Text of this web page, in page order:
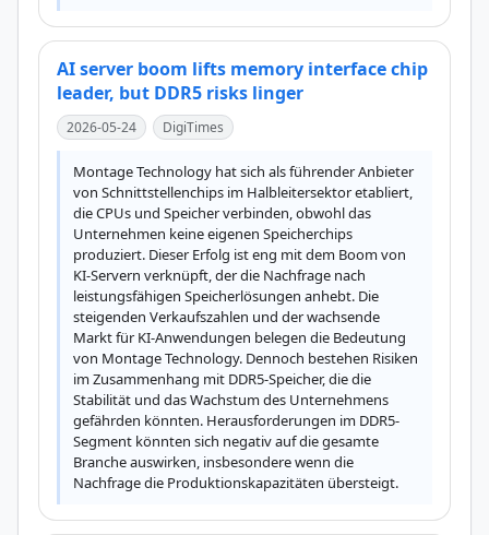
AI server boom lifts memory interface chip
leader, but DDR5 risks linger
2026-05-24 DigiTimes
Montage Technology hat sich als führender Anbieter
von Schnittstellenchips im Halbleitersektor etabliert,
die CPUs und Speicher verbinden, obwohl das
Unternehmen keine eigenen Speicherchips
produziert. Dieser Erfolg ist eng mit dem Boom von
KI-Servern verknüpft, der die Nachfrage nach
leistungsfähigen Speicherlösungen anhebt. Die
steigenden Verkaufszahlen und der wachsende
Markt für KI-Anwendungen belegen die Bedeutung
von Montage Technology. Dennoch bestehen Risiken
im Zusammenhang mit DDR5-Speicher, die die
Stabilität und das Wachstum des Unternehmens
gefährden könnten. Herausforderungen im DDR5-
Segment könnten sich negativ auf die gesamte
Branche auswirken, insbesondere wenn die
Nachfrage die Produktionskapazitäten übersteigt.